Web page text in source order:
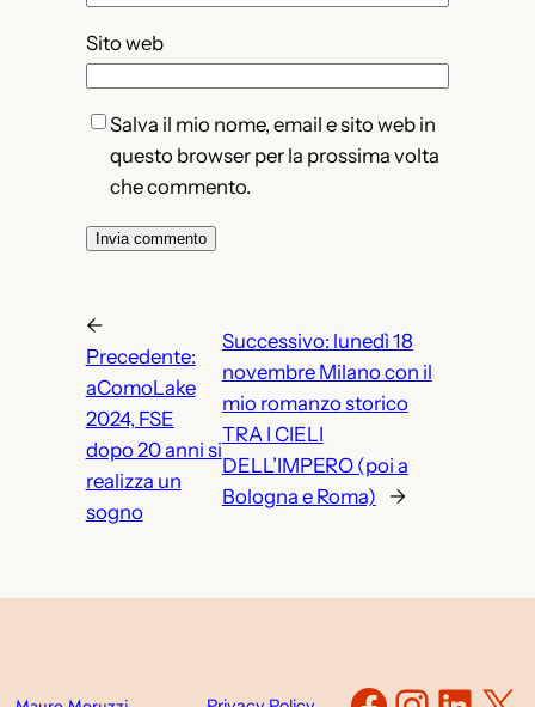
Sito web
Salva il mio nome, email e sito web in
questo browser per la prossima volta
che commento.
←
Precedente:
aComoLake
2024, FSE
dopo 20 anni si
realizza un
sogno
Successivo: lunedì 18
novembre Milano con il
mio romanzo storico
TRA I CIELI
DELL’IMPERO (poi a
Bologna e Roma)
→